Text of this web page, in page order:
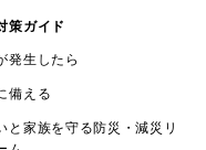
策ガイド
発生したら
備える
と家族を守る防災・減災リ